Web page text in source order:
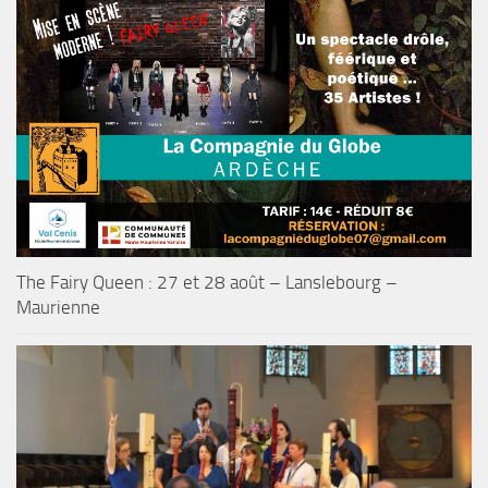
The Fairy Queen : 27 et 28 août – Lanslebourg –
Maurienne